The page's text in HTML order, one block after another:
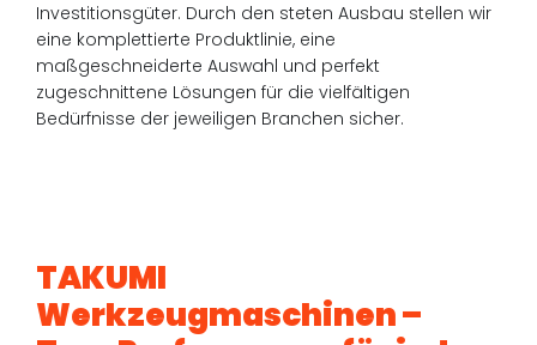
Investitionsgüter. Durch den steten Ausbau stellen wir
eine komplettierte Produktlinie, eine
maßgeschneiderte Auswahl und perfekt
zugeschnittene Lösungen für die vielfältigen
Bedürfnisse der jeweiligen Branchen sicher.
TAKUMI
Werkzeugmaschinen –